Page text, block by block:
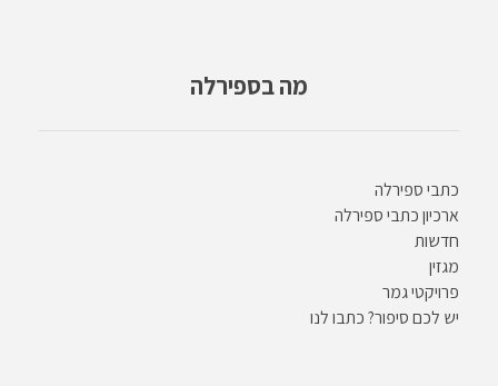
מה בספירלה
כתבי ספירלה
ארכיון כתבי ספירלה
חדשות
מגזין
פרויקטי גמר
יש לכם סיפור? כתבו לנו